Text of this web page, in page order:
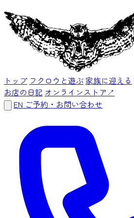
トップ フクロウと遊ぶ家族に迎える
お店の日記 オンラインストア ↗
EN ご予約・お問い合わせ